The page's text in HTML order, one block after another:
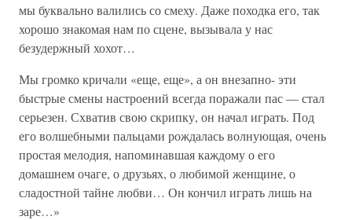
мы буквально валились со смеху. Даже походка его, так
хорошо знакомая нам по сцене, вызывала у нас
безудержный хохот…
Мы громко кричали «еще, еще», а он внезапно- эти
быстрые смены настроений всегда поражали пас — стал
серьезен. Схватив свою скрипку, он начал играть. Под
его волшебными пальцами рождалась волнующая, очень
простая мелодия, напоминавшая каждому о его
домашнем очаге, о друзьях, о любимой женщине, о
сладостной тайне любви… Он кончил играть лишь на
заре…»